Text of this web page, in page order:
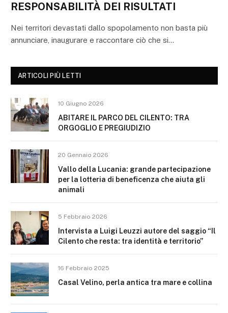
RESPONSABILITÀ DEI RISULTATI
Nei territori devastati dallo spopolamento non basta più
annunciare, inaugurare e raccontare ciò che si…
ARTICOLI PIÙ LETTI
10 Giugno 2026
ABITARE IL PARCO DEL CILENTO: TRA
ORGOGLIO E PREGIUDIZIO
20 Gennaio 2026
Vallo della Lucania: grande partecipazione
per la lotteria di beneficenza che aiuta gli
animali
5 Febbraio 2026
Intervista a Luigi Leuzzi autore del saggio “Il
Cilento che resta: tra identità e territorio”
16 Febbraio 2025
Casal Velino, perla antica tra mare e collina